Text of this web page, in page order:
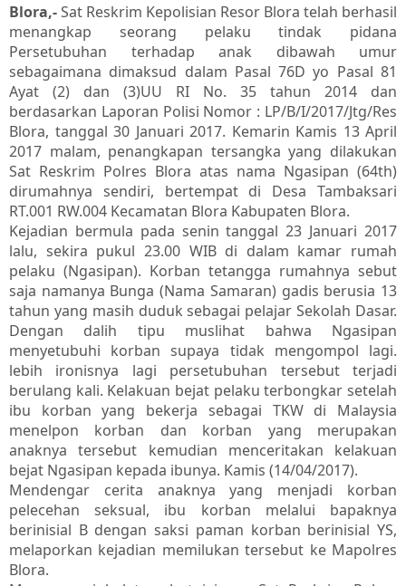
Blora,-Sat Reskrim Kepolisian Resor Blora telah berhasil
menangkap seorang pelaku tindak pidana
Persetubuhan terhadap anak dibawah umur
sebagaimana dimaksud dalam Pasal 76D yo Pasal 81
Ayat (2) dan (3)UU RI No. 35 tahun 2014 dan
berdasarkan Laporan Polisi Nomor : LP/B/I/2017/Jtg/Res
Blora, tanggal 30 Januari 2017. Kemarin Kamis 13 April
2017 malam, penangkapan tersangka yang dilakukan
Sat Reskrim Polres Blora atas nama Ngasipan (64th)
dirumahnya sendiri, bertempat di Desa Tambaksari
RT.001 RW.004 Kecamatan Blora Kabupaten Blora.
Kejadian bermula pada senin tanggal 23 Januari 2017
lalu, sekira pukul 23.00 WIB di dalam kamar rumah
pelaku (Ngasipan). Korban tetangga rumahnya sebut
saja namanya Bunga (Nama Samaran) gadis berusia 13
tahun yang masih duduk sebagai pelajar Sekolah Dasar.
Dengan dalih tipu muslihat bahwa Ngasipan
menyetubuhi korban supaya tidak mengompol lagi.
lebih ironisnya lagi persetubuhan tersebut terjadi
berulang kali. Kelakuan bejat pelaku terbongkar setelah
ibu korban yang bekerja sebagai TKW di Malaysia
menelpon korban dan korban yang merupakan
anaknya tersebut kemudian menceritakan kelakuan
bejat Ngasipan kepada ibunya. Kamis (14/04/2017).
Mendengar cerita anaknya yang menjadi korban
pelecehan seksual, ibu korban melalui bapaknya
berinisial B dengan saksi paman korban berinisial YS,
melaporkan kejadian memilukan tersebut ke Mapolres
Blora.